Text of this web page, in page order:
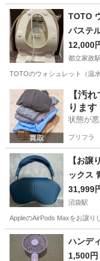
東京 中央区 小伝馬
TOTO
パステ
12,000
都立家政駅
TOTOのウォシュレット（温
東京 練馬区 都立家
【汚
ります
状態が
プリフラ
【お譲
ックス
31,999
沼袋駅
AppleのAirPods Maxをお譲り
東京 中野区 沼袋駅
ハンデ
1,500円